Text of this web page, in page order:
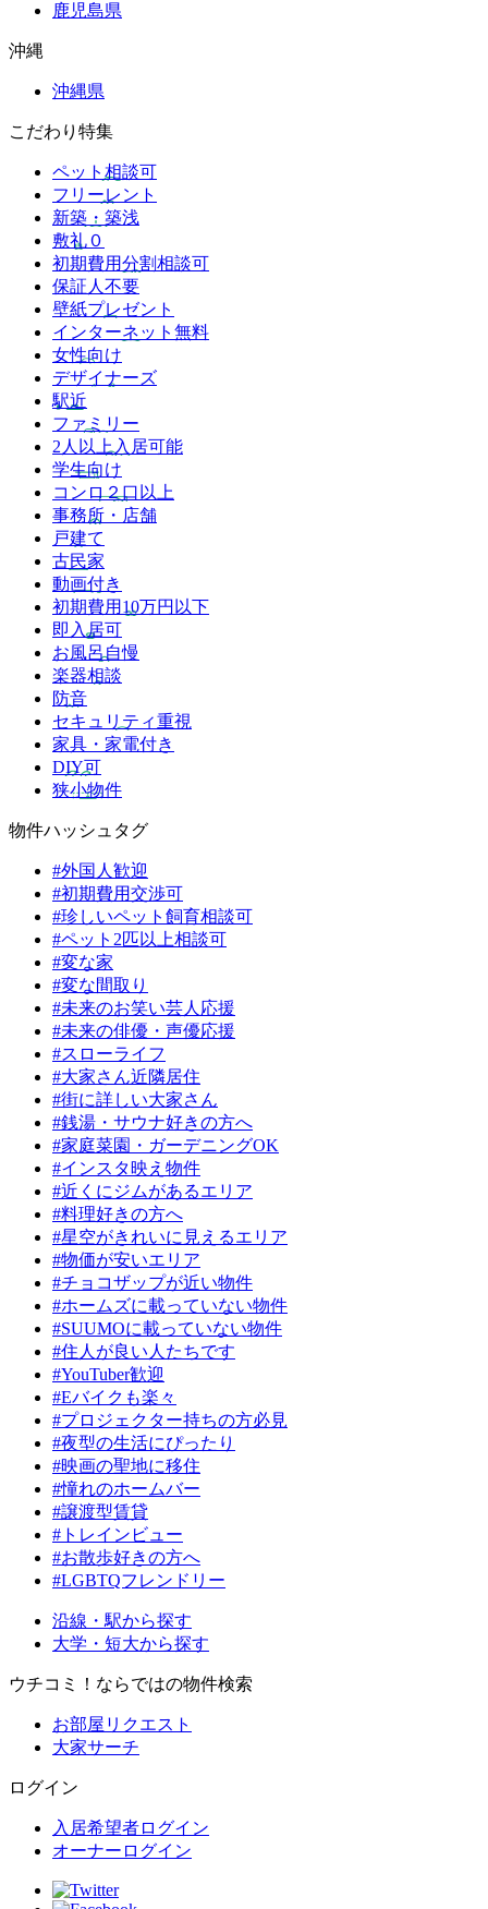
鹿児島県
沖縄
沖縄県
こだわり特集
ペット相談可
フリーレント
新築・築浅
敷礼０
初期費用分割相談可
保証人不要
壁紙プレゼント
インターネット無料
女性向け
デザイナーズ
駅近
ファミリー
2人以上入居可能
学生向け
コンロ２口以上
事務所・店舗
戸建て
古民家
動画付き
初期費用10万円以下
即入居可
お風呂自慢
楽器相談
防音
セキュリティ重視
家具・家電付き
DIY可
狭小物件
物件ハッシュタグ
#外国人歓迎
#初期費用交渉可
#珍しいペット飼育相談可
#ペット2匹以上相談可
#変な家
#変な間取り
#未来のお笑い芸人応援
#未来の俳優・声優応援
#スローライフ
#大家さん近隣居住
#街に詳しい大家さん
#銭湯・サウナ好きの方へ
#家庭菜園・ガーデニングOK
#インスタ映え物件
#近くにジムがあるエリア
#料理好きの方へ
#星空がきれいに見えるエリア
#物価が安いエリア
#チョコザップが近い物件
#ホームズに載っていない物件
#SUUMOに載っていない物件
#住人が良い人たちです
#YouTuber歓迎
#Eバイクも楽々
#プロジェクター持ちの方必見
#夜型の生活にぴったり
#映画の聖地に移住
#憧れのホームバー
#譲渡型賃貸
#トレインビュー
#お散歩好きの方へ
#LGBTQフレンドリー
沿線・駅から探す
大学・短大から探す
ウチコミ！ならではの物件検索
お部屋リクエスト
大家サーチ
ログイン
入居希望者ログイン
オーナーログイン